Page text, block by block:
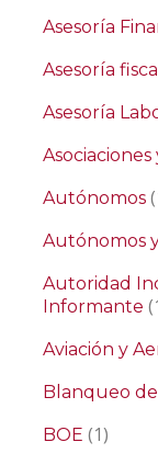
Asesoría
Asesoría fiscal
Asesoría
Autónomos
Autónomos
Autoridad
Informante
Aviación y
Blanqueo
BOE (1)